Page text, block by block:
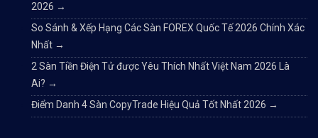
2026 →
So Sánh & Xếp Hạng Các Sàn FOREX Quốc Tế 2026 Chính Xác
Nhất →
2 Sàn Tiền Điện Tử được Yêu Thích Nhất Việt Nam 2026 Là
Ai? →
Điểm Danh 4 Sàn CopyTrade Hiệu Quả Tốt Nhất 2026 →